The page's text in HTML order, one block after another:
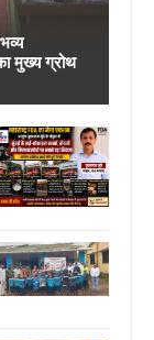
मुख्य ग्रोथ